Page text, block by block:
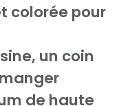
colorée pour
un coin
de haute